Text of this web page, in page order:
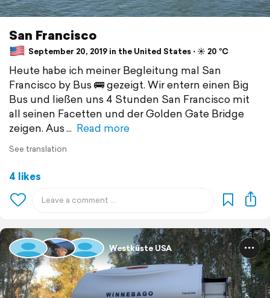
San Francisco
September 20, 2019 in the United States ⋅ ☀️ 20 °C
Heute habe ich meiner Begleitung mal San
Francisco by Bus 🚌 gezeigt. Wir entern einen Big
Bus und ließen uns 4 Stunden San Francisco mit
all seinen Facetten und der Golden Gate Bridge
zeigen. Aus
Read more
See translation
4 likes
Westküste USA